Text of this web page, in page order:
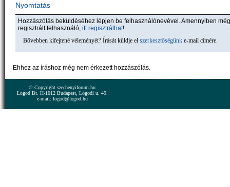
Nyomtatás
Hozzászólás beküldéséhez lépjen be felhasználónevével. Amennyiben
regisztrált felhasználó, itt regisztrálhat!
Bővebben kifejtené véleményét? Írását küldje el szerkesztőségünk e-mail címére.
Ehhez az íráshoz még nem érkezett hozzászólás.
© Copyright szechenyiforum.hu
Logod Bt. H-1012 Budapest, Logodi u. 49.
e-mail: logod@logod.hu